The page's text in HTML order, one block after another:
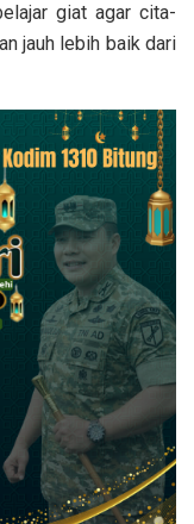
giat agar cita-
jauh lebih baik dari